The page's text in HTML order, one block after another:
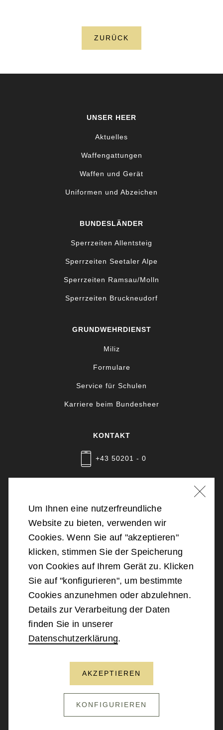
ZURÜCK
UNSER HEER
Aktuelles
Waffengattungen
Waffen und Gerät
Uniformen und Abzeichen
BUNDESLÄNDER
Sperrzeiten Allentsteig
Sperrzeiten Seetaler Alpe
Sperrzeiten Ramsau/Molln
Sperrzeiten Bruckneudorf
GRUNDWEHRDIENST
Miliz
Formulare
Service für Schulen
Karriere beim Bundesheer
KONTAKT
+43 50201 - 0
2026Bundesministerium für Landesverteidigung
Barrierefreiheit
Datenschutz
Kontakt
Um Ihnen eine nutzerfreundliche
Website zu bieten, verwenden wir
Cookies. Wenn Sie auf "akzeptieren"
klicken, stimmen Sie der Speicherung
von Cookies auf Ihrem Gerät zu. Klicken
Sie auf "konfigurieren", um bestimmte
Cookies anzunehmen oder abzulehnen.
Details zur Verarbeitung der Daten
finden Sie in unserer
Datenschutzerklärung.
AKZEPTIEREN
KONFIGURIEREN